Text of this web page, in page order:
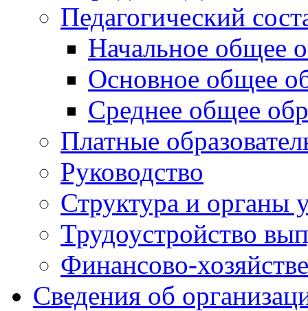
Педагогический
Начальное общее
Основное общее
Среднее общее
Платные
Руководство
Структура и органы
Трудоустройство
Финансово-
Сведения об